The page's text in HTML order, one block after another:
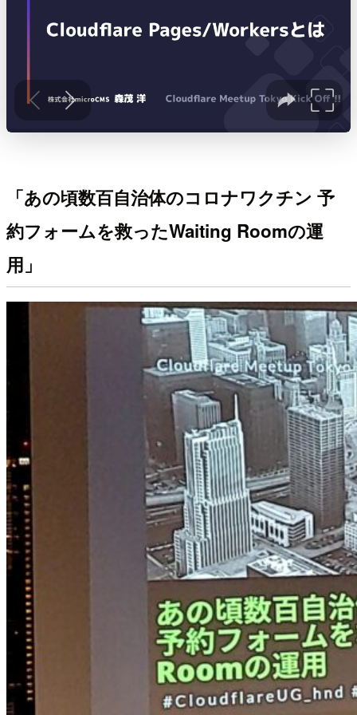
「あの頃数百自治体のコロナワクチン 予
約フォームを救ったWaiting Roomの運
用」